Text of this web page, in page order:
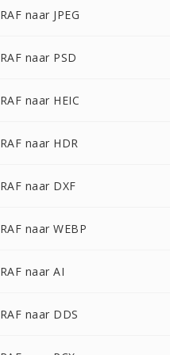
RAF naar JPEG
RAF naar PSD
RAF naar HEIC
RAF naar HDR
RAF naar DXF
RAF naar WEBP
RAF naar AI
RAF naar DDS